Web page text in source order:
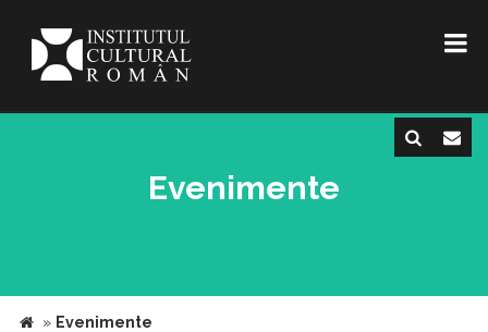
Evenimente
» Evenimente